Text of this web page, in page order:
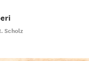
Scholz